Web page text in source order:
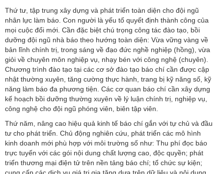
Thứ tư, tập trung xây dựng và phát triển toàn diện cho đội ngũ
nhân lực làm báo. Con người là yếu tố quyết định thành công của
mọi cuộc đổi mới. Cần đặc biệt chú trọng công tác đào tạo, bồi
dưỡng đội ngũ nhà báo theo hướng toàn diện: Vừa vững vàng về
bản lĩnh chính trị, trong sáng về đạo đức nghề nghiệp (hồng), vừa
giỏi về chuyên môn nghiệp vụ, nhạy bén với công nghệ (chuyên).
Chương trình đào tạo tại các cơ sở đào tạo báo chí cần được cập
nhật thường xuyên, tăng cường thực hành, trang bị kỹ năng số, kỹ
năng làm báo đa phương tiện. Các cơ quan báo chí cần xây dựng
kế hoạch bồi dưỡng thường xuyên về lý luận chính trị, nghiệp vụ,
công nghệ cho đội ngũ phóng viên, biên tập viên.
Thứ năm, nâng cao hiệu quả kinh tế báo chí gắn với tự chủ và đầu
tư cho phát triển. Chủ động nghiên cứu, phát triển các mô hình
kinh doanh mới phù hợp với môi trường số như: Thu phí đọc báo
trực tuyến với các gói nội dung chất lượng cao, độc quyền; phát
triển thương mại điện tử trên nền tảng báo chí; tổ chức sự kiện;
cung cấp các dịch vụ giá trị gia tăng dựa trên dữ liệu và nội dung